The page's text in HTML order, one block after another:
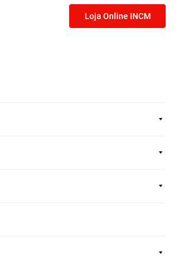
Loja Online INCM